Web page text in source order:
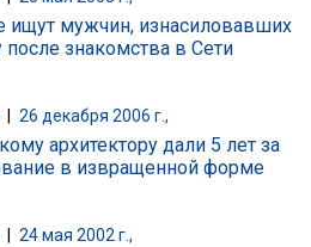
ищут мужчин, изнасиловавших
знакомства в Сети
26 декабря 2006 г.,
архитектору дали 5 лет за
в извращенной форме
24 мая 2002 г.,